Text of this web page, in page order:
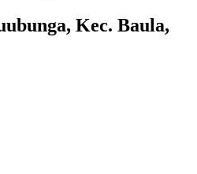
Kec. Baula,